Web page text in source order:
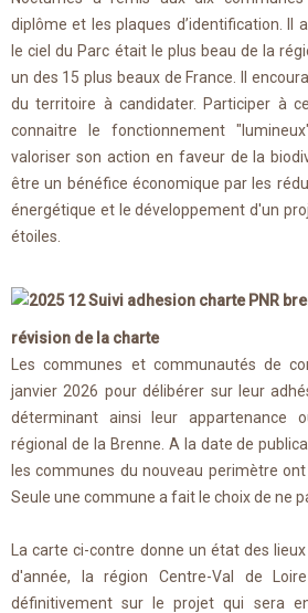
diplôme et les plaques d’identification. Il
le ciel du Parc était le plus beau de la
un des 15 plus beaux de France. Il
du territoire à candidater. Participer à
connaitre le fonctionnement
valoriser son action en faveur de la
être un bénéfice économique par les
énergétique et le développement d'un
étoiles.
révision de la charte
Les communes et communautés de
janvier 2026 pour délibérer sur leur
déterminant ainsi leur appartenance
régional de la Brenne. A la date de
les communes du nouveau perimètre
Seule une commune a fait le choix de ne
La carte ci-contre donne un état des
d'année, la région Centre-Val de
définitivement sur le projet qui sera